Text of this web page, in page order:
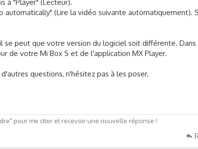
à "Player" (Lecteur).
automatically" (Lire la vidéo suivante automatiquement).
se peut que votre version du logiciel soit différente. Dans
de votre Mi Box S et de l'application MX Player.
questions, n'hésitez pas à les poser.
pour me citer et recevoir une nouvelle réponse !